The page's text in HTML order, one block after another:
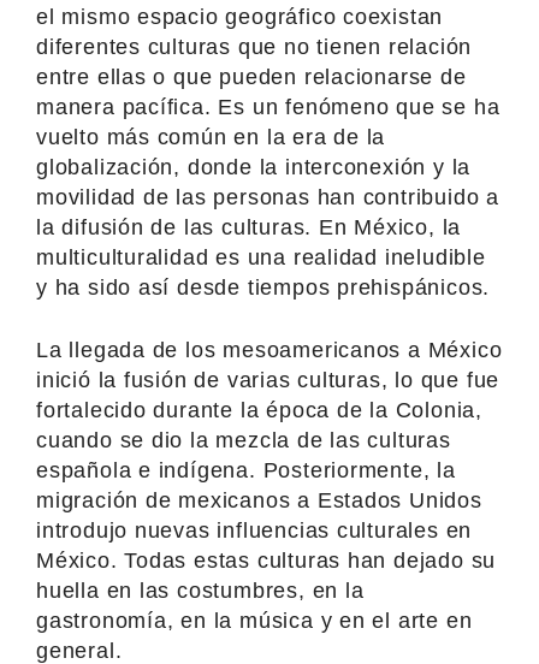
el mismo espacio geográfico coexistan
diferentes culturas que no tienen relación
entre ellas o que pueden relacionarse de
manera pacífica. Es un fenómeno que se ha
vuelto más común en la era de la
globalización, donde la interconexión y la
movilidad de las personas han contribuido a
la difusión de las culturas. En México, la
multiculturalidad es una realidad ineludible
y ha sido así desde tiempos prehispánicos.
La llegada de los mesoamericanos a México
inició la fusión de varias culturas, lo que fue
fortalecido durante la época de la Colonia,
cuando se dio la mezcla de las culturas
española e indígena. Posteriormente, la
migración de mexicanos a Estados Unidos
introdujo nuevas influencias culturales en
México. Todas estas culturas han dejado su
huella en las costumbres, en la
gastronomía, en la música y en el arte en
general.